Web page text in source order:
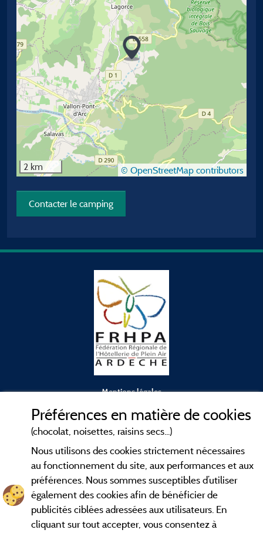
2 km © OpenStreetMap contributors
Contacter le camping
Mentions légales
Contact
CGV
Les meilleurscampings en Ardèche . Consultez les fiches de
nos adhérents et découvrez nos meilleures offres dans les
Préférences en matière de cookies
(chocolat, noisettes, raisins secs...)
Nous utilisons des cookies strictement nécessaires
au fonctionnement du site, aux performances et aux
préférences. Nous sommes susceptibles d’utiliser
également des cookies afin de bénéficier de
publicités ciblées adressées aux utilisateurs. En
cliquant sur tout accepter, vous consentez à